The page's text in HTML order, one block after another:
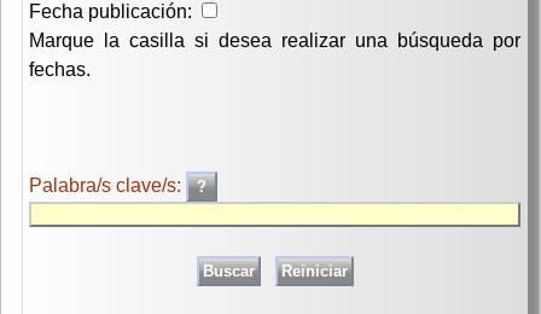
Fecha publicación:
Marque la casilla si desea realizar una búsqueda por
fechas.
Palabra/s clave/s: